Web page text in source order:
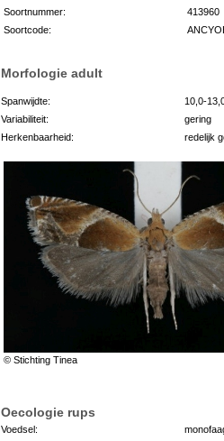
Soortnummer:
413960
Soortcode:
Morfologie adult
Spanwijdte:
10,0-
Variabiliteit:
gering
Herkenbaarheid:
redelijk
© Stichting Tinea
Oecologie rups
Voedsel: